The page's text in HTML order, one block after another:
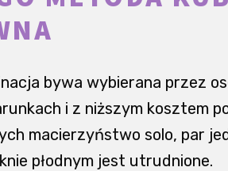
bywa wybierana przez
i z niższym kosztem
macierzyństwo solo, par
płodnym jest utrudnione.